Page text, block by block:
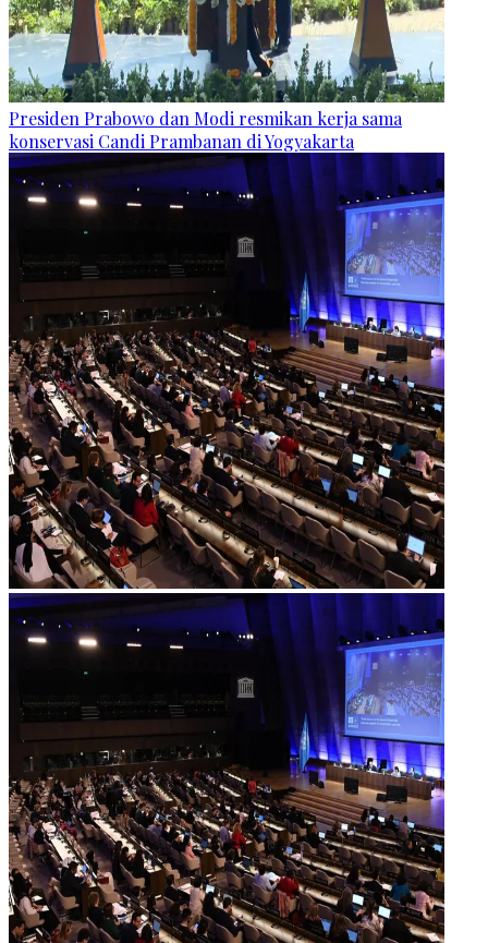
Presiden Prabowo dan Modi resmikan kerja sama
konservasi Candi Prambanan di Yogyakarta